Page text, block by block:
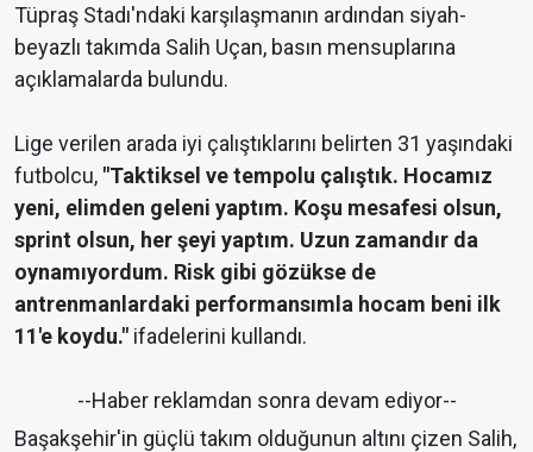
Tüpraş Stadı'ndaki karşılaşmanın ardından siyah-
beyazlı takımda Salih Uçan, basın mensuplarına
açıklamalarda bulundu.
Lige verilen arada iyi çalıştıklarını belirten 31 yaşındaki
futbolcu, "Taktiksel ve tempolu çalıştık. Hocamız
yeni, elimden geleni yaptım. Koşu mesafesi olsun,
sprint olsun, her şeyi yaptım. Uzun zamandır da
oynamıyordum. Risk gibi gözükse de
antrenmanlardaki performansımla hocam beni ilk
11'e koydu." ifadelerini kullandı.
--Haber reklamdan sonra devam ediyor--
Başakşehir'in güçlü takım olduğunun altını çizen Salih,